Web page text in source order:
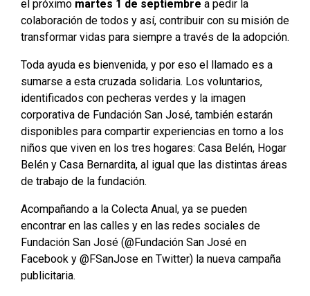
el próximo martes 1 de septiembre a pedir la
colaboración de todos y así, contribuir con su misión de
transformar vidas para siempre a través de la adopción.
Toda ayuda es bienvenida, y por eso el llamado es a
sumarse a esta cruzada solidaria. Los voluntarios,
identificados con pecheras verdes y la imagen
corporativa de Fundación San José, también estarán
disponibles para compartir experiencias en torno a los
niños que viven en los tres hogares: Casa Belén, Hogar
Belén y Casa Bernardita, al igual que las distintas áreas
de trabajo de la fundación.
Acompañando a la Colecta Anual, ya se pueden
encontrar en las calles y en las redes sociales de
Fundación San José (@Fundación San José en
Facebook y @FSanJose en Twitter) la nueva campaña
publicitaria.